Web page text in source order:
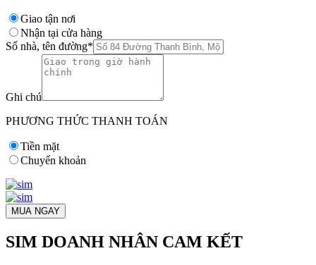
Giao tận nơi
Nhận tại cửa hàng
Số nhà, tên đường*
Ghi chú
PHƯƠNG THỨC THANH TOÁN
Tiền mặt
Chuyển khoản
MUA NGAY
SIM DOANH NHÂN CAM KẾT